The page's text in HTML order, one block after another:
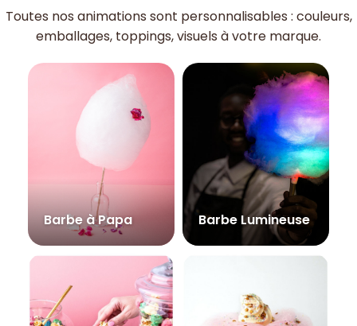
Toutes nos animations sont personnalisables : couleurs,
emballages, toppings, visuels à votre marque.
Barbe à Papa Barbe Lumineuse